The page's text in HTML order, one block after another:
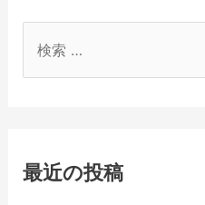
最近の投稿